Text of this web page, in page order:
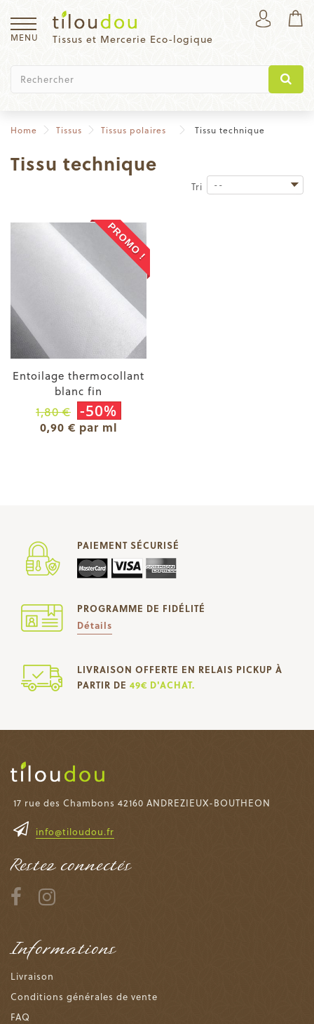
Tissus et Mercerie Eco-logique
MENU
Home Tissus Tissus polaires Tissu technique
Tissu technique
Tri --
PROMO !
Entoilage thermocollant
blanc fin
1,80 € -50%
0,90 € par ml
PAIEMENT SÉCURISÉ
PROGRAMME DE FIDÉLITÉ
Détails
LIVRAISON OFFERTE EN RELAIS PICKUP À
PARTIR DE 49€ D'ACHAT.
17 rue des Chambons 42160 ANDREZIEUX-BOUTHEON
info@tiloudou.fr
Restez connectés
Informations
Livraison
Conditions générales de vente
FAQ